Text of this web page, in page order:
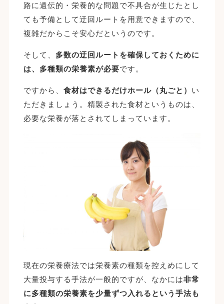
路に遺伝的・栄養的な問題で不具合が生じたとし
ても予備として迂回ルートを用意できますので、
複雑だからこそ安心だというのです。
そして、 多数の迂回ルートを確保しておくために
は、多種類の栄養素が必要です。
ですから、 食材はできるだけホール（丸ごと） い
ただきましょう。精製された食材というものは、
必要な栄養が落とされてしまっています。
現在の栄養療法では栄養素の種類を控えめにして
大量投与する手法が一般的ですが、なかには非常
に多種類の栄養素を少量ずつ入れるという手法も